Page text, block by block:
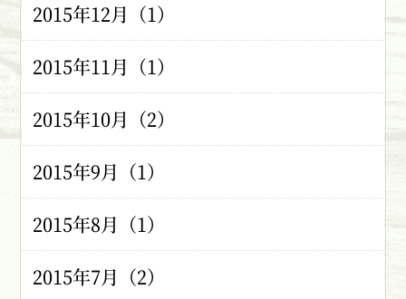
2015年12月（1）
2015年11月（1）
2015年10月（2）
2015年9月（1）
2015年8月（1）
2015年7月（2）